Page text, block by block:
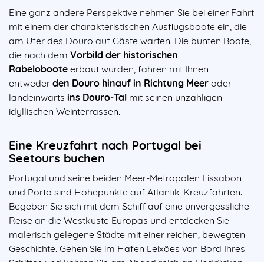
Eine ganz andere Perspektive nehmen Sie bei einer Fahrt
mit einem der charakteristischen Ausflugsboote ein, die
am Ufer des Douro auf Gäste warten. Die bunten Boote,
die nach dem Vorbild der historischen
Rabeloboote erbaut wurden, fahren mit Ihnen
entweder den Douro hinauf in Richtung Meer oder
landeinwärts ins Douro-Tal mit seinen unzähligen
idyllischen Weinterrassen.
Eine Kreuzfahrt nach Portugal bei
Seetours buchen
Portugal und seine beiden Meer-Metropolen Lissabon
und Porto sind Höhepunkte auf Atlantik-Kreuzfahrten.
Begeben Sie sich mit dem Schiff auf eine unvergessliche
Reise an die Westküste Europas und entdecken Sie
malerisch gelegene Städte mit einer reichen, bewegten
Geschichte. Gehen Sie im Hafen Leixões von Bord Ihres